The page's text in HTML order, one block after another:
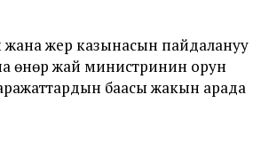
жана жер казынасын пайдалануу
өнөр жай министринин орун
баасы жакын арада